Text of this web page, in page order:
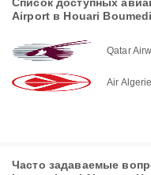
Airport в Houari
Qatar
Air Algerie
Часто задаваемые